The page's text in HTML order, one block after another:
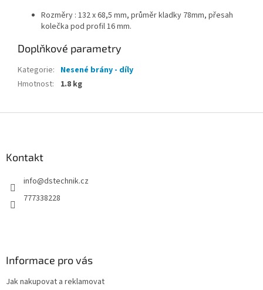
Rozměry : 132 x 68,5 mm, průměr kladky 78mm, přesah
kolečka pod profil 16 mm.
Doplňkové parametry
Kategorie: Nesené brány - díly
Hmotnost: 1.8 kg
Kontakt
info@dstechnik.cz
777338228
Informace pro vás
Jak nakupovat a reklamovat